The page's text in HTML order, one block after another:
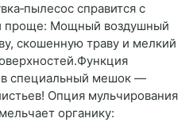
справится с
проще: Мощный воздушный
скошенную траву и мелкий
в специальный мешок —
Опция мульчирования
органику: